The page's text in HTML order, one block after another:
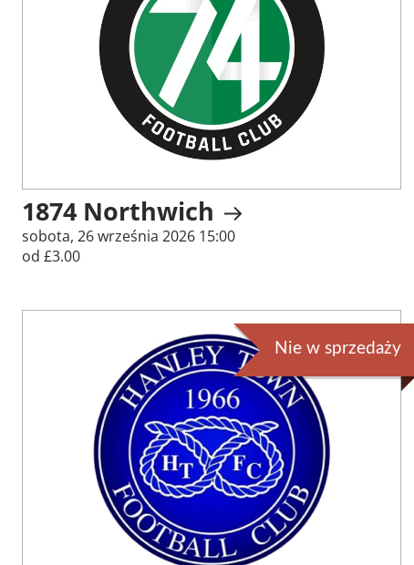
1874 Northwich
sobota, 26 września 2026 15:00
od £3.00
Nie w sprzedaży